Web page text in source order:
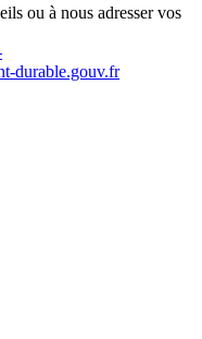
ou à nous adresser vos
durable.gouv.fr